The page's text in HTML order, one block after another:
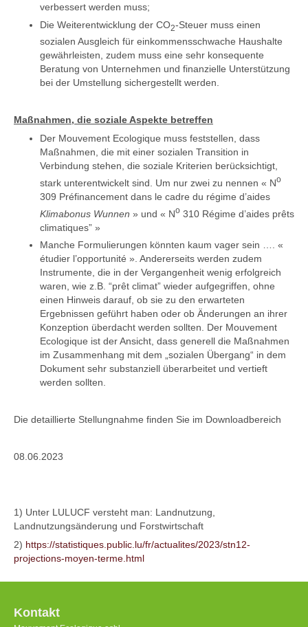
verbessert werden muss;
Die Weiterentwicklung der CO2-Steuer muss einen
sozialen Ausgleich für einkommensschwache Haushalte
gewährleisten, zudem muss eine sehr konsequente
Beratung von Unternehmen und finanzielle Unterstützung
bei der Umstellung sichergestellt werden.
Maßnahmen, die soziale Aspekte betreffen
Der Mouvement Ecologique muss feststellen, dass
Maßnahmen, die mit einer sozialen Transition in
Verbindung stehen, die soziale Kriterien berücksichtigt,
stark unterentwickelt sind. Um nur zwei zu nennen « No
309 Préfinancement dans le cadre du régime d’aides
Klimabonus Wunnen » und « No 310 Régime d’aides prêts
climatiques” »
Manche Formulierungen könnten kaum vager sein …. «
étudier l’opportunité ». Andererseits werden zudem
Instrumente, die in der Vergangenheit wenig erfolgreich
waren, wie z.B. “prêt climat” wieder aufgegriffen, ohne
einen Hinweis darauf, ob sie zu den erwarteten
Ergebnissen geführt haben oder ob Änderungen an ihrer
Konzeption überdacht werden sollten. Der Mouvement
Ecologique ist der Ansicht, dass generell die Maßnahmen
im Zusammenhang mit dem „sozialen Übergang“ in dem
Dokument sehr substanziell überarbeitet und vertieft
werden sollten.
Die detaillierte Stellungnahme finden Sie im Downloadbereich
08.06.2023
1) Unter LULUCF versteht man: Landnutzung,
Landnutzungsänderung und Forstwirtschaft
2) https://statistiques.public.lu/fr/actualites/2023/stn12-
projections-moyen-terme.html
Kontakt